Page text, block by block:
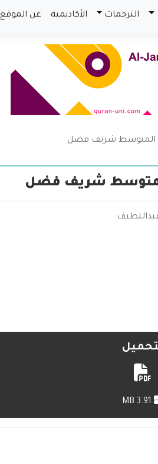
الترجمات الأكاديمية عن الموقع
المتوسط شريف فضل
المتوسط شريف فضل